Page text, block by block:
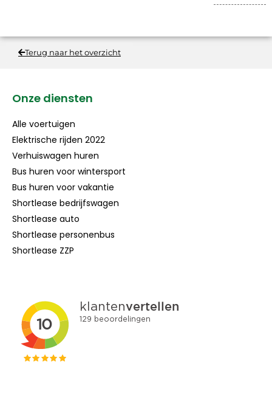
Terug naar het overzicht
Onze diensten
Alle voertuigen
Elektrische rijden 2022
Verhuiswagen huren
Bus huren voor wintersport
Bus huren voor vakantie
Shortlease bedrijfswagen
Shortlease auto
Shortlease personenbus
Shortlease ZZP